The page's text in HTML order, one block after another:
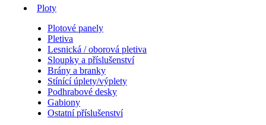
Ploty
Plotové panely
Pletiva
Lesnická / oborová pletiva
Sloupky a příslušenství
Brány a branky
Stínící úplety/výplety
Podhrabové desky
Gabiony
Ostatní příslušenství